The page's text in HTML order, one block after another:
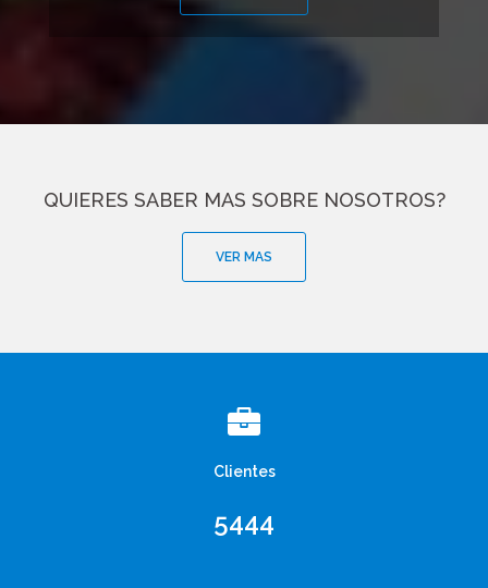
QUIERES SABER MAS SOBRE NOSOTROS?
VER MAS
Clientes
5444